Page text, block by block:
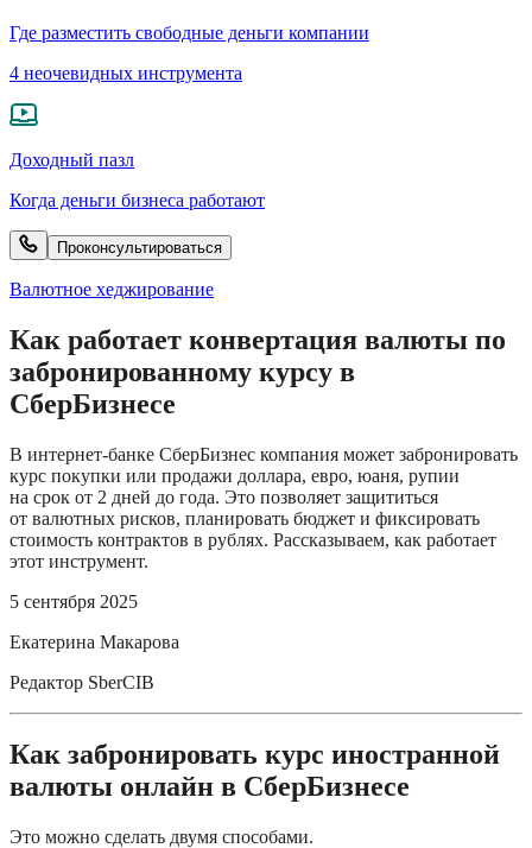
Где разместить свободные деньги компании
4 неочевидных инструмента
Доходный пазл
Когда деньги бизнеса работают
Проконсультироваться
Валютное хеджирование
Как работает конвертация валюты по
забронированному курсу в
СберБизнесе
В интернет-банке СберБизнес компания может забронировать
курс покупки или продажи доллара, евро, юаня, рупии
на срок от 2 дней до года. Это позволяет защититься
от валютных рисков, планировать бюджет и фиксировать
стоимость контрактов в рублях. Рассказываем, как работает
этот инструмент.
5 сентября 2025
Екатерина Макарова
Редактор SberCIB
Как забронировать курс иностранной
валюты онлайн в СберБизнесе
Это можно сделать двумя способами.